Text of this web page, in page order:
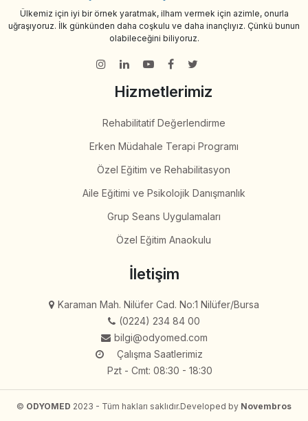
Ülkemiz için iyi bir örnek yaratmak, ilham vermek için azimle, onurla
uğraşıyoruz. İlk günkünden daha coşkulu ve daha inançlıyız. Çünkü bunun
olabileceğini biliyoruz.
Hizmetlerimiz
Özel Eğitim ve Rehabilitasyon
Özel Eğitim Anaokulu
İletişim
Çalışma Saatlerimiz
Pzt - Cmt: 08:30 - 18:30